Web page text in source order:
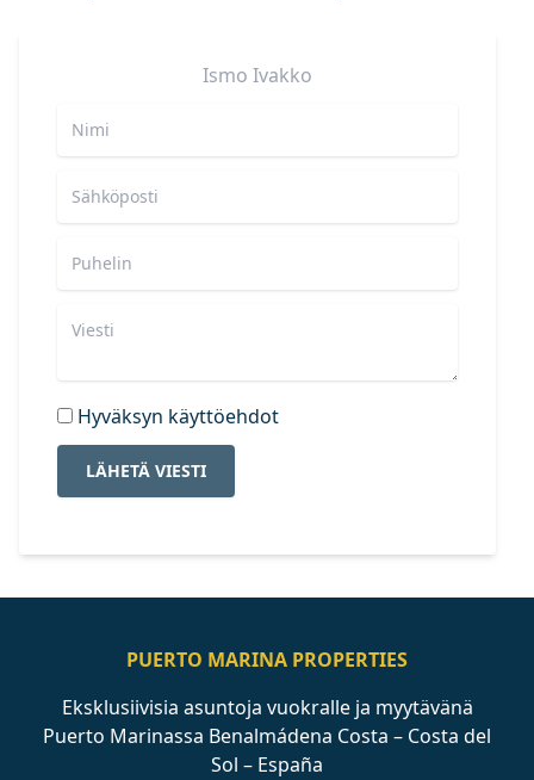
Ismo Ivakko
Hyväksyn käyttöehdot
LÄHETÄ VIESTI
PUERTO MARINA PROPERTIES
Eksklusiivisia asuntoja vuokralle ja myytävänä
Puerto Marinassa Benalmádena Costa – Costa del
Sol – España